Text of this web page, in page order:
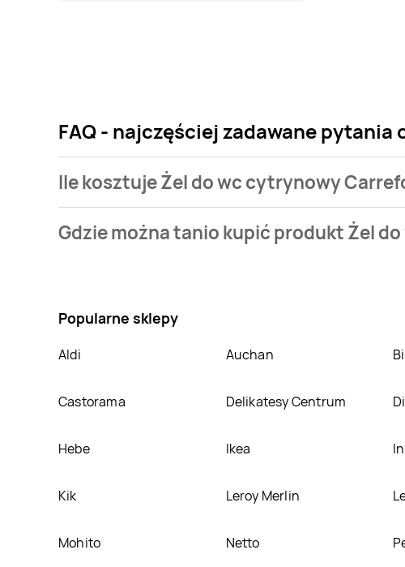
FAQ - najczęściej zadawane
Ile kosztuje Żel do wc cytrynowy
cytrynowy Carrefour kosztuje od 3,37 zł do 6,02 zł.
Gdzie można tanio kupić produkt Żel
Popularne sklepy
Aldi Auchan
Castorama Delikatesy Centrum
Hebe Ikea
Kik Leroy Merlin
Mohito Netto